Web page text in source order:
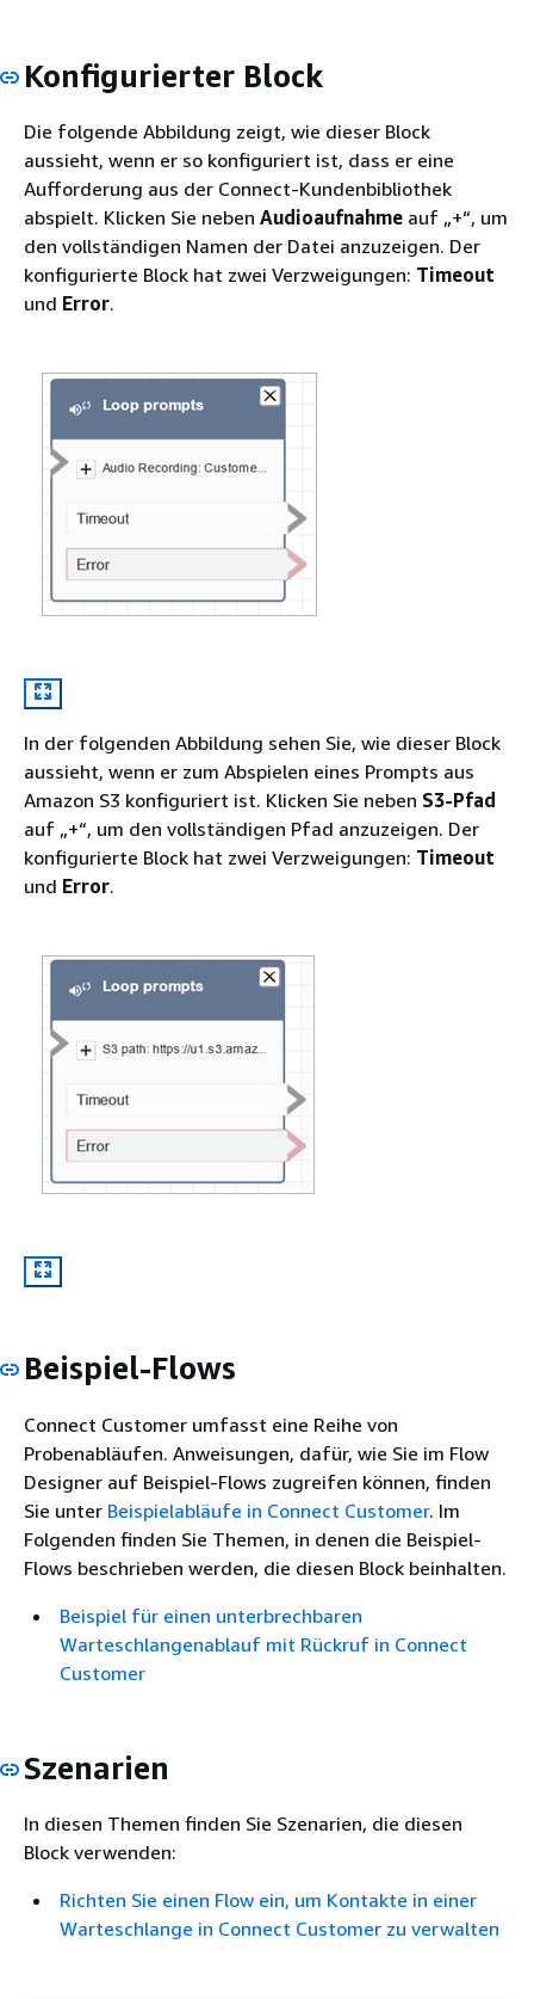
Konfigurierter Block
Die folgende Abbildung zeigt, wie dieser Block
aussieht, wenn er so konfiguriert ist, dass er eine
Aufforderung aus der Connect-Kundenbibliothek
abspielt. Klicken Sie neben Audioaufnahme auf „+“, um
den vollständigen Namen der Datei anzuzeigen. Der
konfigurierte Block hat zwei Verzweigungen: Timeout
und Error.
In der folgenden Abbildung sehen Sie, wie dieser Block
aussieht, wenn er zum Abspielen eines Prompts aus
Amazon S3 konfiguriert ist. Klicken Sie neben S3-Pfad
auf „+“, um den vollständigen Pfad anzuzeigen. Der
konfigurierte Block hat zwei Verzweigungen: Timeout
und Error.
Beispiel-Flows
Connect Customer umfasst eine Reihe von
Probenabläufen. Anweisungen, dafür, wie Sie im Flow
Designer auf Beispiel-Flows zugreifen können, finden
Sie unter Beispielabläufe in Connect Customer. Im
Folgenden finden Sie Themen, in denen die Beispiel-
Flows beschrieben werden, die diesen Block beinhalten.
Beispiel für einen unterbrechbaren
Warteschlangenablauf mit Rückruf in Connect
Customer
Szenarien
In diesen Themen finden Sie Szenarien, die diesen
Block verwenden:
Richten Sie einen Flow ein, um Kontakte in einer
Warteschlange in Connect Customer zu verwalten